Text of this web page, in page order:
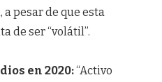
pesar de que esta
de ser “volátil”.
en 2020:“Activo